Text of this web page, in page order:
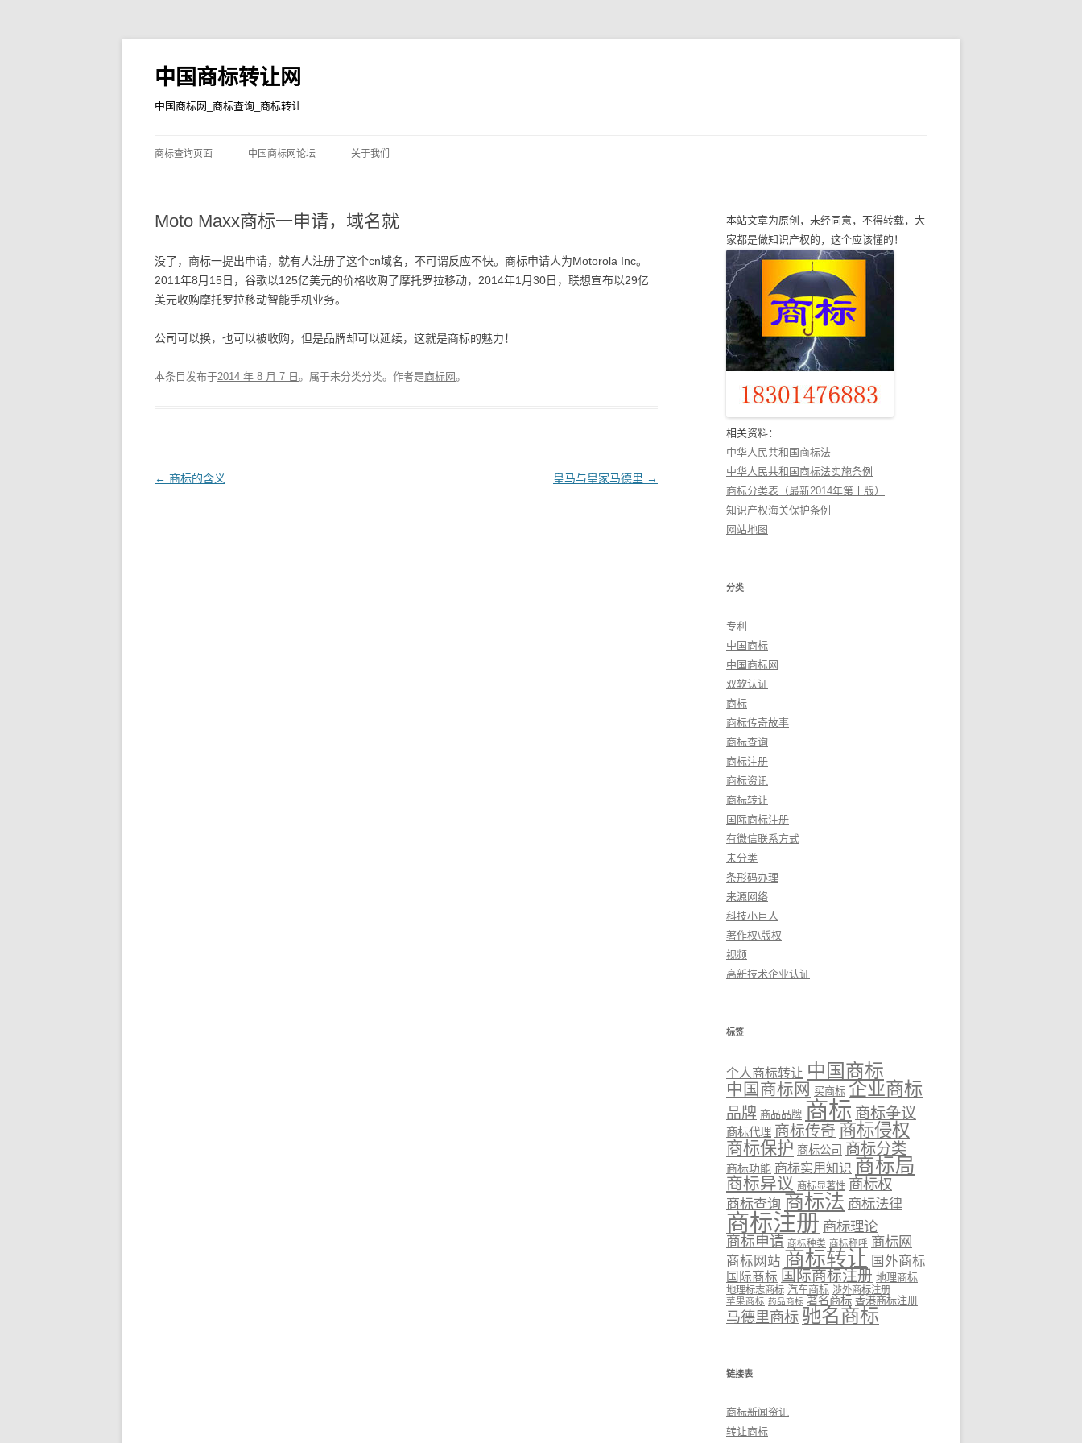
中国商标转让网
中国商标网_商标查询_商标转让
商标查询页面 中国商标网论坛 关于我们
Moto Maxx商标一申请，域名就
没了，商标一提出申请，就有人注册了这个cn域名，不可谓反应不快。商标申请人为Motorola Inc。
2011年8月15日，谷歌以125亿美元的价格收购了摩托罗拉移动，2014年1月30日，联想宣布以29亿
美元收购摩托罗拉移动智能手机业务。
公司可以换，也可以被收购，但是品牌却可以延续，这就是商标的魅力！
本条目发布于2014 年 8 月 7 日 。属于未分类分类。 作者是商标网。
文
← 商标的含义 皇马与皇家马德里 →
本站文章为原创，未经同意，不得转载，大
家都是做知识产权的，这个应该懂的！
相关资料：
中华人民共和国商标法
中华人民共和国商标法实施条例
商标分类表（最新2014年第十版）
知识产权海关保护条例
网站地图
分类
专利
中国商标
中国商标网
双软认证
商标
商标传奇故事
商标查询
商标注册
商标资讯
商标转让
国际商标注册
有微信联系方式
未分类
条形码办理
来源网络
科技小巨人
著作权\版权
视频
高新技术企业认证
标签
个人商标转让 中国商标
中国商标网 买商标 企业商标
品牌 商品品牌 商标 商标争议
商标代理 商标传奇 商标侵权
商标保护 商标公司 商标分类
商标功能 商标实用知识 商标局
商标异议 商标显著性 商标权
商标查询 商标法 商标法律
商标注册 商标理论
商标申请 商标种类 商标称呼 商标网
商标网站 商标转让 国外商标
国际商标 国际商标注册 地理商标
地理标志商标 汽车商标 涉外商标注册
苹果商标 药品商标 著名商标 香港商标注册
马德里商标 驰名商标
链接表
商标新闻资讯
转让商标